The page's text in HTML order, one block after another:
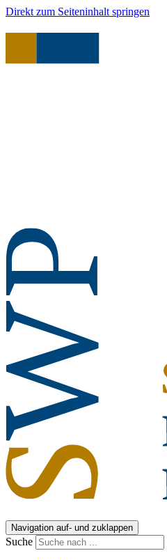
Direkt zum Seiteninhalt springen
Navigation auf- und zuklappen
Suche